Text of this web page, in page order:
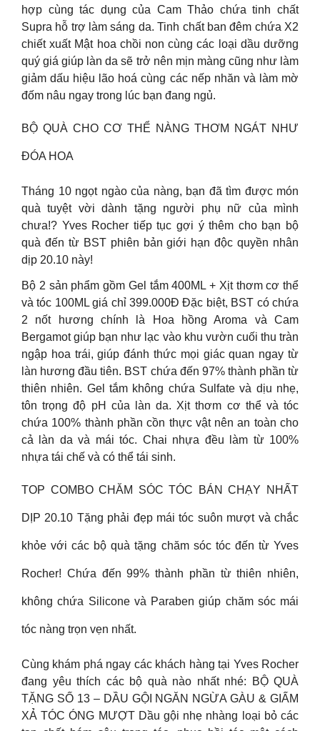
hợp cùng tác dụng của Cam Thảo chứa tinh chất
Supra hỗ trợ làm sáng da. Tinh chất ban đêm chứa X2
chiết xuất Mật hoa chồi non cùng các loại dầu dưỡng
quý giá giúp làn da sẽ trở nên mịn màng cũng như làm
giảm dấu hiệu lão hoá cùng các nếp nhăn và làm mờ
đốm nâu ngay trong lúc bạn đang ngủ.
BỘ QUÀ CHO CƠ THỂ NÀNG THƠM NGÁT NHƯ
ĐÓA HOA
Tháng 10 ngọt ngào của nàng, bạn đã tìm được món
quà tuyệt vời dành tặng người phụ nữ của mình
chưa!? Yves Rocher tiếp tục gợi ý thêm cho bạn bộ
quà đến từ BST phiên bản giới hạn độc quyền nhân
dịp 20.10 này!
Bộ 2 sản phẩm gồm Gel tắm 400ML + Xịt thơm cơ thể
và tóc 100ML giá chỉ 399.000Đ Đặc biệt, BST có chứa
2 nốt hương chính là Hoa hồng Aroma và Cam
Bergamot giúp bạn như lạc vào khu vườn cuối thu tràn
ngập hoa trái, giúp đánh thức mọi giác quan ngay từ
làn hương đầu tiên. BST chứa đến 97% thành phần từ
thiên nhiên. Gel tắm không chứa Sulfate và dịu nhẹ,
tôn trọng độ pH của làn da. Xịt thơm cơ thể và tóc
chứa 100% thành phần cồn thực vật nên an toàn cho
cả làn da và mái tóc. Chai nhựa đều làm từ 100%
nhựa tái chế và có thể tái sinh.
TOP COMBO CHĂM SÓC TÓC BÁN CHẠY NHẤT
DỊP 20.10 Tặng phải đẹp mái tóc suôn mượt và chắc
khỏe với các bộ quà tặng chăm sóc tóc đến từ Yves
Rocher! Chứa đến 99% thành phần từ thiên nhiên,
không chứa Silicone và Paraben giúp chăm sóc mái
tóc nàng trọn vẹn nhất.
Cùng khám phá ngay các khách hàng tại Yves Rocher
đang yêu thích các bộ quà nào nhất nhé: BỘ QUÀ
TẶNG SỐ 13 – DẦU GỘI NGĂN NGỪA GÀU & GIẤM
XẢ TÓC ÓNG MƯỢT Dầu gội nhẹ nhàng loại bỏ các